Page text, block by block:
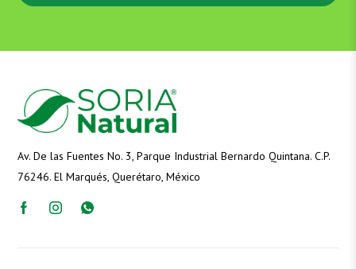
Av. De las Fuentes No. 3, Parque Industrial Bernardo Quintana. C.P.
76246. El Marqués, Querétaro, México